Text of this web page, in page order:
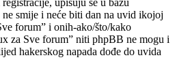
upisuju se u bazu
smije i neće biti dan na uvid ikojoj
forum” i onih-ako/što/kako
za Sve forum” niti phpBB ne mogu i
hakerskog napada dođe do uvida